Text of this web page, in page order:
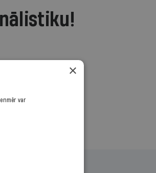
×
var